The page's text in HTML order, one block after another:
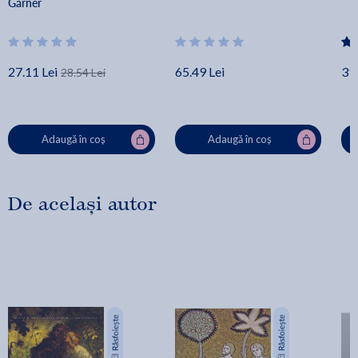
27.11 Lei 28.54 Lei
Adaugă în coș
65.49 Lei
Adaugă în coș
De același autor